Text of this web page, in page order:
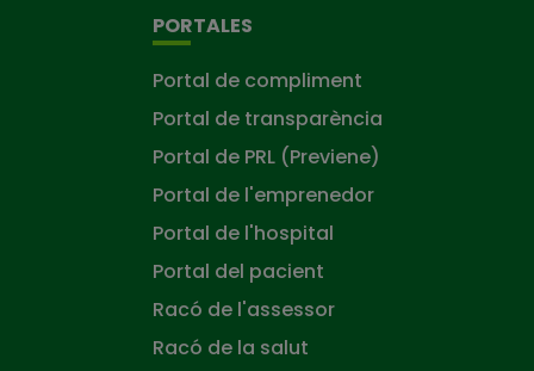
PORTALES
Portal de compliment
Portal de transparència
Portal de PRL (Previene)
Portal de l'emprenedor
Portal de l'hospital
Portal del pacient
Racó de l'assessor
Racó de la salut